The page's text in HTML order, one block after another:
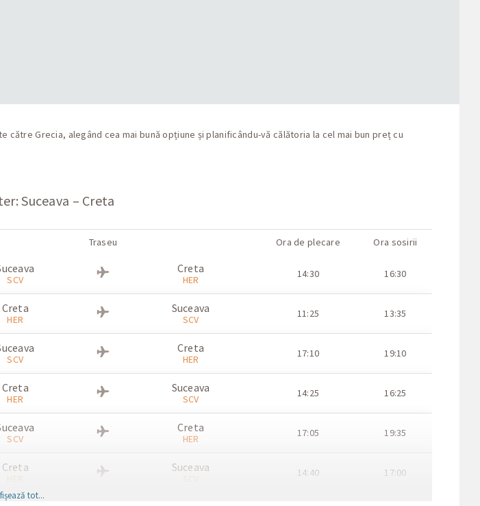
Grecia, alegând cea mai bună opțiune și planificându-vă călătoria la cel mai bun preț cu
Suceava – Creta
Traseu Ora de plecare Ora sosirii
SCV
Creta
HER 14:30 16:30
Creta
HER
Suceava
SCV 11:25 13:35
SCV
Creta
HER 17:10 19:10
Creta
HER
Suceava
SCV 14:25 16:25
SCV
Creta
HER 17:05 19:35
Creta
HER
Suceava
SCV 14:40 17:00
tot...